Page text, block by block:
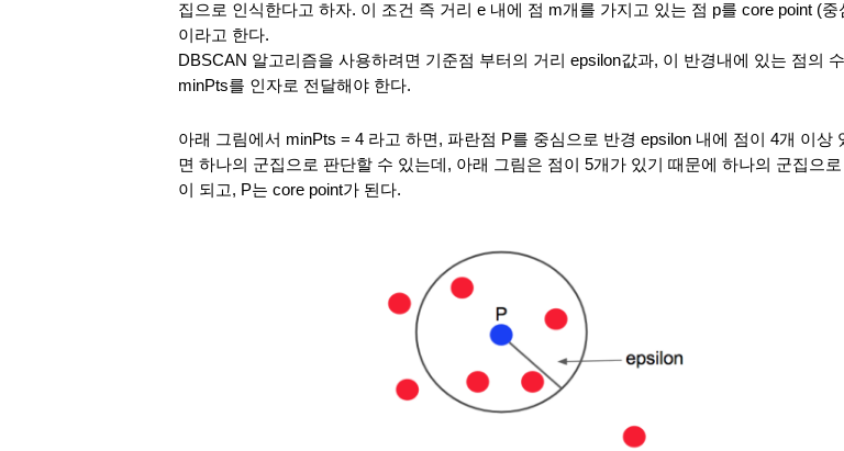
집으로 인식한다고 하자. 이 조건 즉 거리 e 내에 점 m개를 가지고 있는 점 p를 core point (중
이라고 한다.
DBSCAN 알고리즘을 사용하려면 기준점 부터의 거리 epsilon값과, 이 반경내에 있는 점의 수
minPts를 인자로 전달해야 한다.
아래 그림에서 minPts = 4 라고 하면, 파란점 P를 중심으로 반경 epsilon 내에 점이 4개 이상
면 하나의 군집으로 판단할 수 있는데, 아래 그림은 점이 5개가 있기 때문에 하나의 군집으
이 되고, P는 core point가 된다.